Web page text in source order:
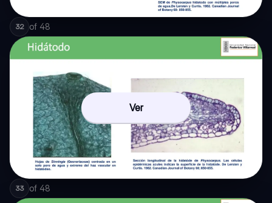
32 of 48
Ver
33 of 48